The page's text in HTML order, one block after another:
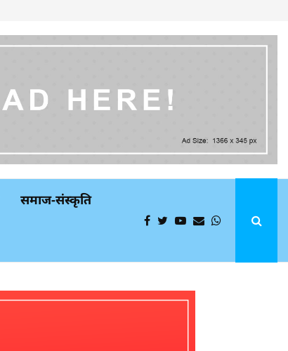
समाज-संस्कृति